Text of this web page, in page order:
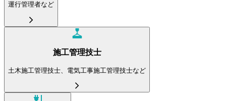
運行管理者など
施工管理技士
土木施工管理技士、電気工事施工管理技士など